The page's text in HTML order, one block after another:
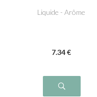
Liquide - Arôme
7.34 €